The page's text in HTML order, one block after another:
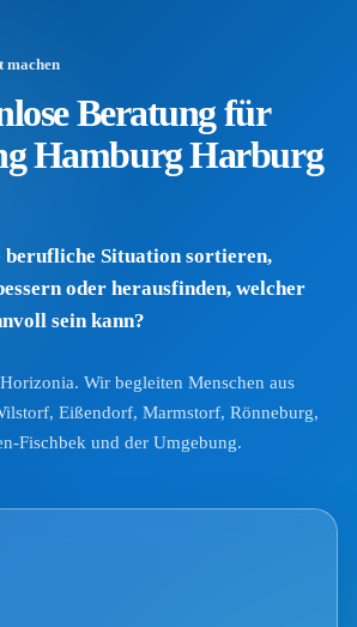
machen
Beratung für
Hamburg Harburg
berufliche Situation sortieren,
oder herausfinden, welcher
sein kann?
Wir begleiten Menschen aus
Eißendorf, Marmstorf, Rönneburg,
Fischbek und der Umgebung.